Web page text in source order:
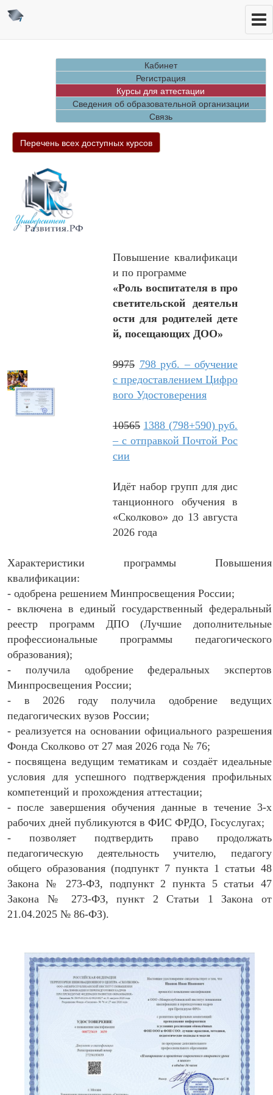
Кабинет
Регистрация
Курсы для аттестации
Сведения об образовательной организации
Связь
Перечень всех доступных курсов
Повышение квалификаци
и по программе
«Роль воспитателя в про
светительской деятельн
ости для родителей дете
й, посещающих ДОО»
9975 798 руб. – обучение
с предоставлением Цифро
вого Удостоверения
10565 1388 (798+590) руб.
– с отправкой Почтой Рос
сии
Идёт набор групп для дис
танционного обучения в
«Сколково» до 13 августа
2026 года
Характеристики программы Повышения
квалификации:
- одобрена решением Минпросвещения России;
- включена в единый государственный федеральный
реестр программ ДПО (Лучшие дополнительные
профессиональные программы педагогического
образования);
- получила одобрение федеральных экспертов
Минпросвещения России;
- в 2026 году получила одобрение ведущих
педагогических вузов России;
- реализуется на основании официального разрешения
Фонда Сколково от 27 мая 2026 года № 76;
- посвящена ведущим тематикам и создаёт идеальные
условия для успешного подтверждения профильных
компетенций и прохождения аттестации;
- после завершения обучения данные в течение 3-х
рабочих дней публикуются в ФИС ФРДО, Госуслугах;
- позволяет подтвердить право продолжать
педагогическую деятельность учителю, педагогу
общего образования (подпункт 7 пункта 1 статьи 48
Закона № 273-ФЗ, подпункт 2 пункта 5 статьи 47
Закона № 273-ФЗ, пункт 2 Статьи 1 Закона от
21.04.2025 № 86-ФЗ).